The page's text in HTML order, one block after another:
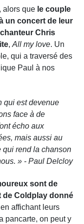
alors que le couple
un concert de leur
chanteur Chris
, All my love. Un
qui a traversé des
Paul à nos
qui est devenue
face à de
écho aux
mais aussi au
qui rend la chanson
» - Paul Delcloy
sont de
de Coldplay donné
affichant leurs
pancarte, on peut y